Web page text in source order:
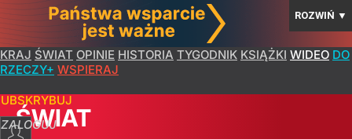
ROZWIŃ ▼
KRAJ ŚWIAT OPINIE HISTORIA TYGODNIK KSIĄŻKI WIDEO DO
RZECZY+ WSPIERAJ
ZALOGUJ
ŚWIAT